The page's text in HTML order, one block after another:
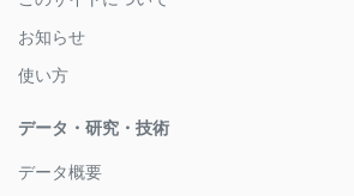
お知らせ
使い方
データ・研究・技術
データ概要